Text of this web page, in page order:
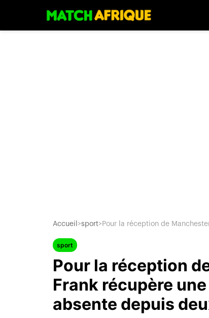
Accueil >sport> Pour la réception de
sport
Pour la réception
Frank récupère
absente depuis